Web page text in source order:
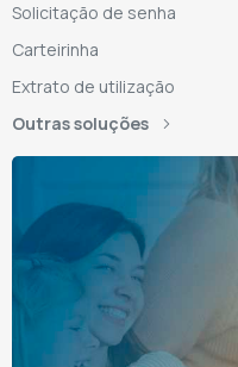
Solicitação de senha
Carteirinha
Extrato de utilização
Outras soluções